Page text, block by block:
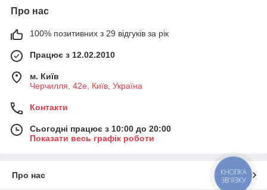
Про нас
100% позитивних з 29 відгуків за рік
Працює з 12.02.2010
м. Київ
Черчилля, 42е, Київ, Україна
Контакти
Сьогодні працює з 10:00 до 20:00
Показати весь графік роботи
Про нас
КНОПКА
ЗВ'ЯЗКУ